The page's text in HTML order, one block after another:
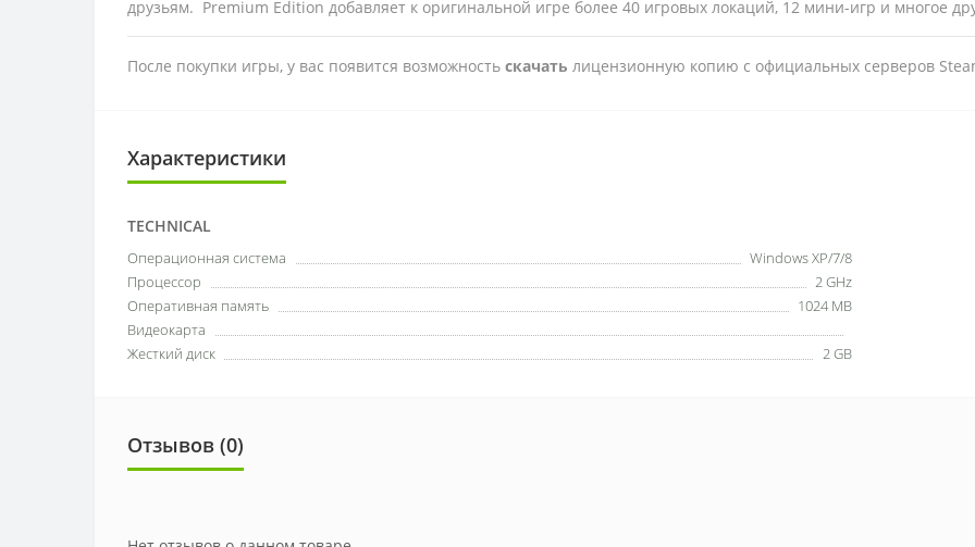
друзьям. Premium Edition добавляет к оригинальной игре более 40 игровых локаций, 12 мини-игр и многое
После покупки игры, у вас появится возможность скачать лицензионную копию с официальных серверов
Характеристики
TECHNICAL
Операционная система
Windows XP/7/8
Процессор
2 GHz
Оперативная память
1024 MB
Видеокарта
Жесткий диск
2 GB
Отзывов (0)